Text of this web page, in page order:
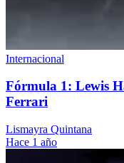
Internacional
Fórmula 1: Lewis
Ferrari
Lismayra Quintana
Hace 1 año